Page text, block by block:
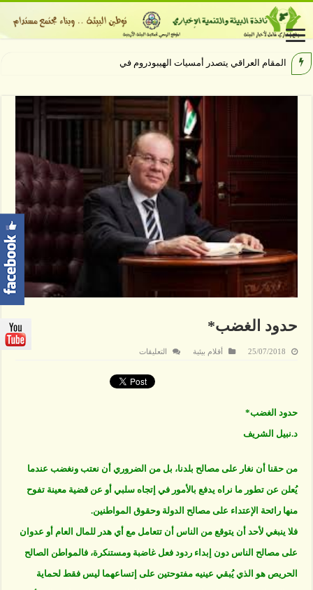
المقام العراقي يتصدر أمسيات الهيبودروم في مهرجان جرش
حدود الغضب*
25/07/2018 أقلام بيئية التعليقات
مغلقة
حدود الغضب*
د.نبيل الشريف
من حقنا أن نغار على مصالح بلدنا، بل من الضروري أن نعتب ونغضب عندما
يُعلن عن تطور ما نراه يدفع بالأمور في إتجاه سلبي أو عن قضية معينة تفوح
منها رائحة الإعتداء على مصالح الدولة وحقوق المواطنين.
فلا ينبغي لأحد أن يتوقع من الناس أن تتعامل مع أي هدر للمال العام أو عدوان
على مصالح الناس دون إبداء ردود فعل غاضبة ومستنكرة، فالمواطن الصالح
الحريص هو الذي يُبقي عينيه مفتوحتين على إتساعهما ليس فقط لحماية